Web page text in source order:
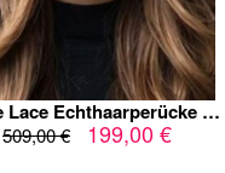
Vorne Lace Echthaarperücke in Warmem Haselnussbraun mit Natürlichen
509,00 € 199,00 €